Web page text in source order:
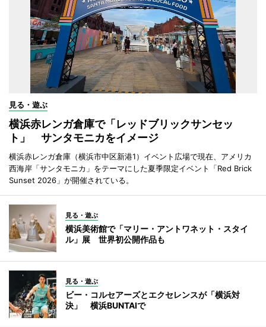
見る・遊ぶ
横浜赤レンガ倉庫で「レッドブリックサンセッ
ト」 サンタモニカをイメージ
横浜赤レンガ倉庫（横浜市中区新港1）イベント広場で現在、アメリカ
西海岸「サンタモニカ」をテーマにした夏季限定イベント「Red Brick
Sunset 2026」が開催されている。
見る・遊ぶ
横浜美術館で「マリー・アントワネット・スタイ
ル」展 世界初公開作品も
見る・遊ぶ
ビー・コルセアーズとエクセレンスが「横浜対
決」 横浜BUNTAIで